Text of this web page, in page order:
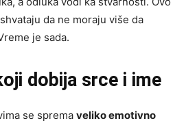
da ne moraju više da
je sada.
dobija srce i ime
se sprema veliko emotivno